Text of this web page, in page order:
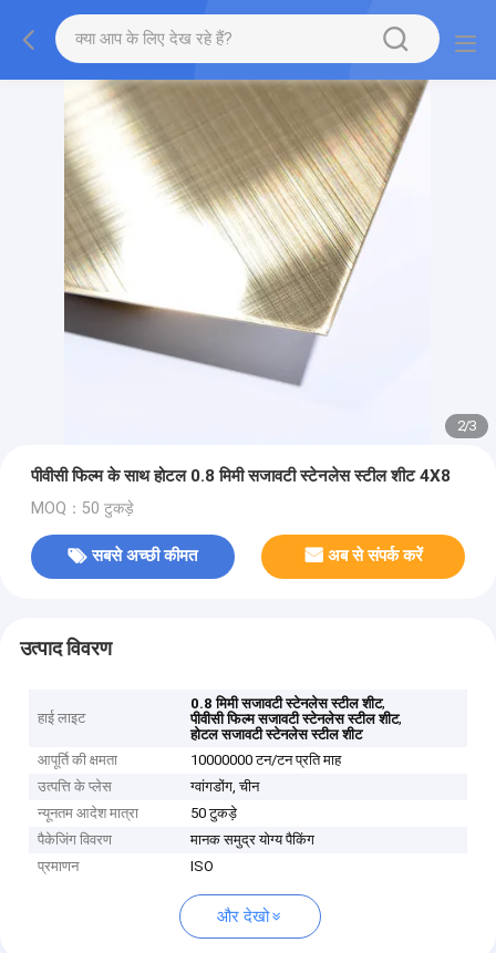
2/3
पीवीसी फिल्म के साथ होटल 0.8 मिमी सजावटी स्टेनलेस स्टील शीट 4X8
MOQ：50 टुकड़े
सबसे अच्छी कीमत अब से संपर्क करें
उत्पाद विवरण
हाई लाइट
0.8 मिमी सजावटी स्टेनलेस स्टील शीट,
पीवीसी फिल्म सजावटी स्टेनलेस स्टील शीट,
होटल सजावटी स्टेनलेस स्टील शीट
आपूर्ति की क्षमता
10000000 टन/टन प्रति माह
उत्पत्ति के प्लेस
ग्वांगडोंग, चीन
न्यूनतम आदेश मात्रा
50 टुकड़े
पैकेजिंग विवरण
मानक समुद्र योग्य पैकिंग
प्रमाणन
ISO
और देखो